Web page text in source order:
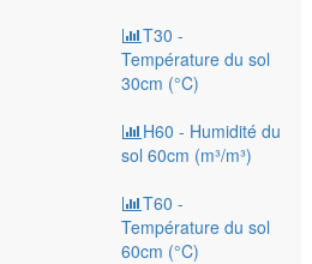
T30 -
Température du sol
30cm (°C)
H60 - Humidité du
sol 60cm (m³/m³)
T60 -
Température du sol
60cm (°C)